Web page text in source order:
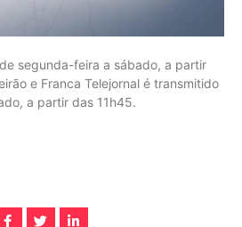
segunda-feira a sábado, a partir
e Franca Telejornal é transmitido
a partir das 11h45.